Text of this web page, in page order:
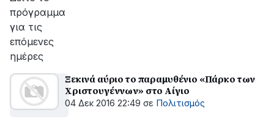
πρόγραμμα
για τις
επόμενες
ημέρες
Ξεκινά αύριο το παραμυθένιο «Πάρκο των
Χριστουγέννων» στο Αίγιο
04 Δεκ 2016 22:49 σε Πολιτισμός